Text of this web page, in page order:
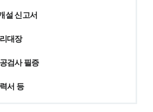
설 신고서
대장
검사 필증
서 등